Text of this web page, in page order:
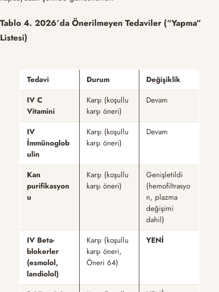
Tablo 4. 2026’da Önerilmeyen Tedaviler (“Yapma”
Listesi)
Tedavi Durum
Değişiklik
IV C
Vitamini
Karşı (koşullu
karşı öneri)
Devam
IV
İmmünoglob
ulin
Karşı (koşullu
karşı öneri)
Devam
Kan
purifikasyon
u
Karşı (koşullu
karşı öneri)
Genişletildi
(hemofiltrasyo
n, plazma
değişimi
dahil)
IV Beta-
blokerler
(esmolol,
landiolol)
Karşı (koşullu
karşı öneri,
Öneri 64)
YENİ